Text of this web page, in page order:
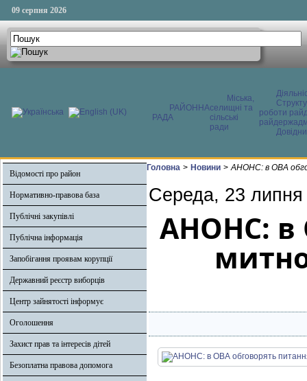
09 серпня 2026
РАЙОННА
РАДА
Міська,
селищні та
сільські
ради
роботи
Відомості про район
Нормативно-правова база
Публічні закупівлі
Публічна інформація
Запобігання проявам корупції
Державний реєстр виборців
Центр зайнятості інформує
Оголошення
Захист прав та інтересів дітей
Безоплатна правова допомога
Головна > Новини > АНОНС: в ОВА
Середа, 23
АНОНС: в